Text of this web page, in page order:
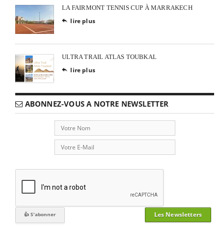
LA FAIRMONT TENNIS CUP À MARRAKECH
 lire plus
ULTRA TRAIL ATLAS TOUBKAL
 lire plus
ABONNEZ-VOUS A NOTRE NEWSLETTER
Les Newsletters